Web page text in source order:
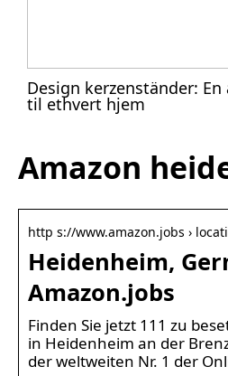
Design kerzenständer:
til ethvert hjem
Amazon
http s://www.amazon.jobs ›
Heidenheim,
Amazon.jobs
Finden Sie jetzt 111 zu
in Heidenheim an der
der weltweiten Nr. 1 der